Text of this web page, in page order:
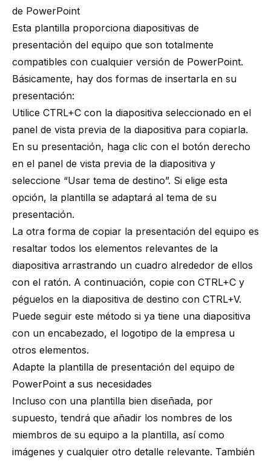
de PowerPoint
Esta plantilla proporciona diapositivas de
presentación del equipo que son totalmente
compatibles con cualquier versión de PowerPoint.
Básicamente, hay dos formas de insertarla en su
presentación:
Utilice CTRL+C con la diapositiva seleccionado en el
panel de vista previa de la diapositiva para copiarla.
En su presentación, haga clic con el botón derecho
en el panel de vista previa de la diapositiva y
seleccione “Usar tema de destino”. Si elige esta
opción, la plantilla se adaptará al tema de su
presentación.
La otra forma de copiar la presentación del equipo es
resaltar todos los elementos relevantes de la
diapositiva arrastrando un cuadro alrededor de ellos
con el ratón. A continuación, copie con CTRL+C y
péguelos en la diapositiva de destino con CTRL+V.
Puede seguir este método si ya tiene una diapositiva
con un encabezado, el logotipo de la empresa u
otros elementos.
Adapte la plantilla de presentación del equipo de
PowerPoint a sus necesidades
Incluso con una plantilla bien diseñada, por
supuesto, tendrá que añadir los nombres de los
miembros de su equipo a la plantilla, así como
imágenes y cualquier otro detalle relevante. También